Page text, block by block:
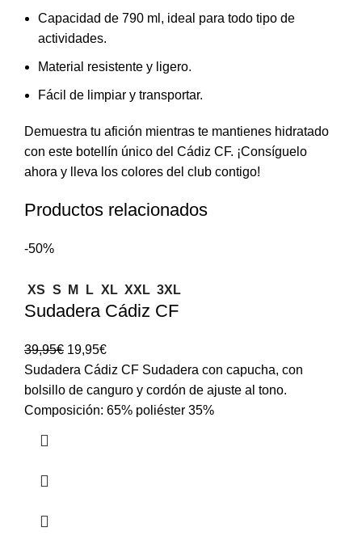
Capacidad de 790 ml, ideal para todo tipo de
actividades.
Material resistente y ligero.
Fácil de limpiar y transportar.
Demuestra tu afición mientras te mantienes hidratado
con este botellín único del Cádiz CF. ¡Consíguelo
ahora y lleva los colores del club contigo!
Productos relacionados
-50%
XS S M L XL XXL 3XL
Sudadera Cádiz CF
39,95€ 19,95€
Sudadera Cádiz CF Sudadera con capucha, con
bolsillo de canguro y cordón de ajuste al tono.
Composición: 65% poliéster 35%